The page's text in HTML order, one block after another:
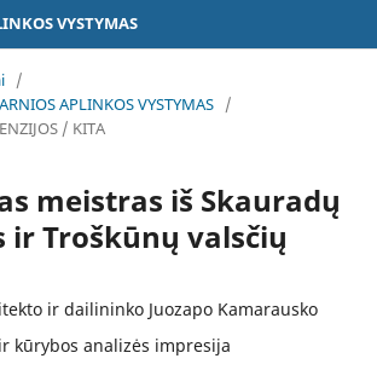
VYSTYMAS
/
APLINKOS VYSTYMAS /
/ KITA
meistras iš Skauradų
ir Troškūnų valsčių
ir dailininko Juozapo Kamarausko
kūrybos analizės impresija